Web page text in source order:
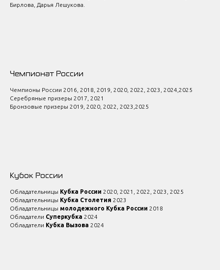
Бирлова, Дарья Лешукова.
Чемпионат России
Чемпионы России 2016, 2018, 2019, 2020, 2022, 2023, 2024,2025
Серебряные призеры 2017, 2021
Бронзовые призеры 2019, 2020, 2022, 2023,2025
Кубок России
Обладательницы Кубка России 2020, 2021, 2022, 2023, 2025
Обладательницы Кубка Столетия 2023
Обладательницы молодежного Кубка России 2018
Обладатели Суперкубка 2024
Обладатели Кубка Вызова 2024